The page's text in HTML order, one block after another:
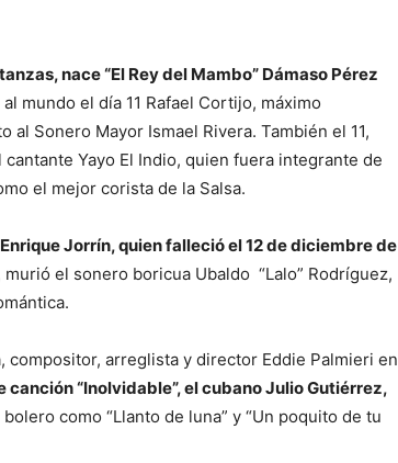
nace “El Rey del Mambo” Dámaso Pérez
mundo el día 11 Rafael Cortijo, máximo
Sonero Mayor Ismael Rivera. También el 11,
Yayo El Indio, quien fuera integrante de
el mejor corista de la Salsa.
Jorrín, quien falleció el 12 de diciembre de
el sonero boricua Ubaldo “Lalo” Rodríguez,
compositor, arreglista y director Eddie Palmieri en
canción “Inolvidable”, el cubano Julio Gutiérrez,
como “Llanto de luna” y “Un poquito de tu